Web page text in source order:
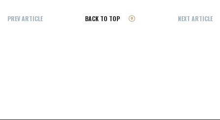
PREV ARTICLE NEXT ARTICLE
BACK TO TOP